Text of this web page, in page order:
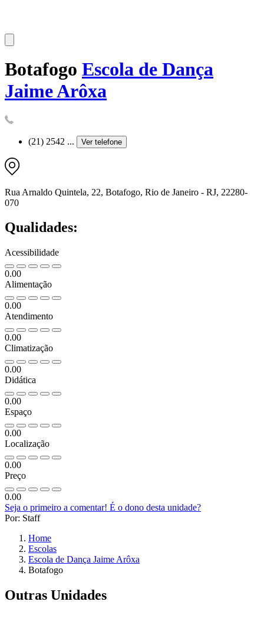
Botafogo Escola de Dança
Jaime Arôxa
(21) 2542 ... Ver telefone
Rua Arnaldo Quintela, 22, Botafogo, Rio de Janeiro - RJ, 22280-
070
Qualidades:
Acessibilidade
0.00
Alimentação
0.00
Atendimento
0.00
Climatização
0.00
Didática
0.00
Espaço
0.00
Localização
0.00
Preço
0.00
Seja o primeiro a comentar! É o dono desta unidade?
Por: Staff
Home
Escolas
Escola de Dança Jaime Arôxa
Botafogo
Outras Unidades